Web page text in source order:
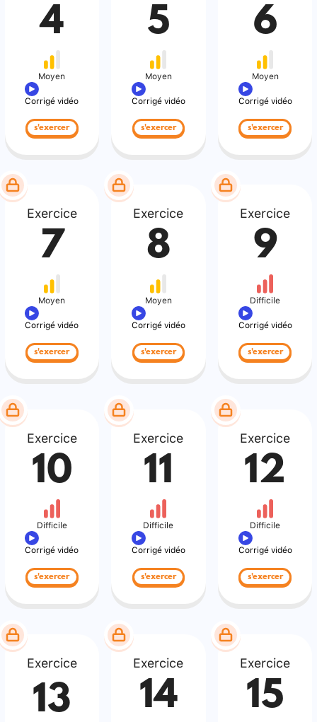
4
Moyen
Corrigé vidéo
s'exercer
5
Moyen
Corrigé vidéo
s'exercer
6
Moyen
Corrigé vidéo
s'exercer
Exercice
7
Moyen
Corrigé vidéo
s'exercer
Exercice
8
Moyen
Corrigé vidéo
s'exercer
Exercice
9
Difficile
Corrigé vidéo
s'exercer
Exercice
10
Difficile
Corrigé vidéo
s'exercer
Exercice
11
Difficile
Corrigé vidéo
s'exercer
Exercice
12
Difficile
Corrigé vidéo
s'exercer
Exercice
13
Exercice
14
Exercice
15